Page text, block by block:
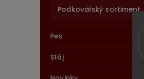
Podkovářský sortiment
Pes
Stáj